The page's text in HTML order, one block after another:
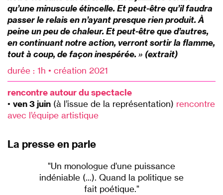
qu’une minuscule étincelle. Et peut-être qu’il faudra
passer le relais en n’ayant presque rien produit. À
peine un peu de chaleur. Et peut-être que d’autres,
en continuant notre action, verront sortir la flamme,
tout à coup, de façon inespérée. » (extrait)
durée : 1h • création 2021
rencontre autour du spectacle
• ven 3 juin (à l’issue de la représentation) rencontre
avec l’équipe artistique
La presse en parle
"Un monologue d'une puissance
indéniable (...). Quand la politique se
fait poétique."